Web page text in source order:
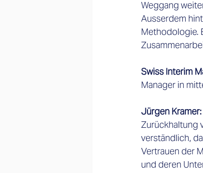
Weggang
Ausserdem
Methodologie.
Swiss Interim
Manager in
Jürgen Kramer:
Zurückhaltung
verständlich,
Vertrauen der
und deren